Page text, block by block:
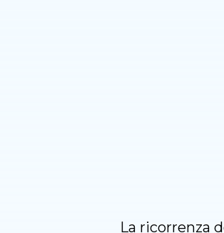
La ricorrenza